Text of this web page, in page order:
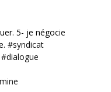
5- je négocie
#syndicat
#dialogue